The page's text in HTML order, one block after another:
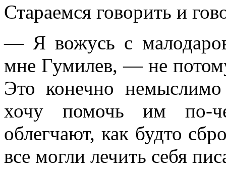
Стараемся говорить и
— Я вожусь с
мне Гумилев, — не
Это конечно
хочу помочь им по-
облегчают, как будто
все могли лечить себя